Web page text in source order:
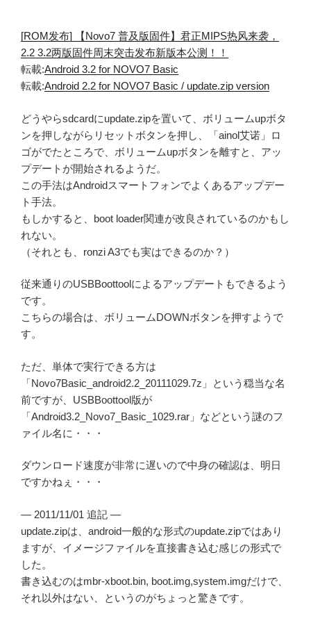
[ROM发布] 【Novo7 普及版固件】君正MIPS热风来袭，
2.2 3.2两版固件周末突击发布新版本公测！！
転載:Android 3.2 for NOVO7 Basic
転載:Android 2.2 for NOVO7 Basic / update.zip version
どうやらsdcardにupdate.zipを置いて、ボリュームupボタ
ンを押しながらリセットボタンを押し、「ainol艾诺」ロ
ゴがでたところで、ボリュームupボタンを離すと、アッ
プデートが開始されるようだ。
この手法はAndroidスマートフォンでよくあるアップデー
ト手法。
もしかすると、boot loader関連が改良されているのかもし
れない。
（それとも、ronzi A3でも実はできるのか？）
従来通りのUSBBoottoolによるアップデートもできるよう
です。
こちらの場合は、ボリュームDOWNボタンを押すようで
す。
ただ、単体で実行できる方は
「Novo7Basic_android2.2_20111029.7z」という穏当な名
前ですが、USBBoottool版が
「Android3.2_Novo7_Basic_1029.rar」などという謎のフ
ァイル名に・・・
ダウンロード速度が非常に遅いので中身の確認は、明日
ですかねぇ・・・
— 2011/11/01 追記 —
update.zipは、android一般的な形式のupdate.zipではあり
ますが、イメージファイルを直接書き込む感じの形式で
した。
書き込むのはmbr-xboot.bin, boot.img,system.imgだけで、
それ以外はない、というのがちょっと驚きです。